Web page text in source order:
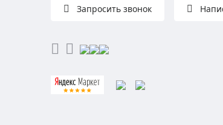
Запросить звонок